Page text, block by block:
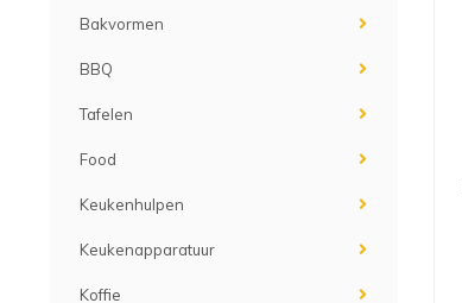
Bakvormen
BBQ
Tafelen
Food
Keukenhulpen
Keukenapparatuur
Koffie